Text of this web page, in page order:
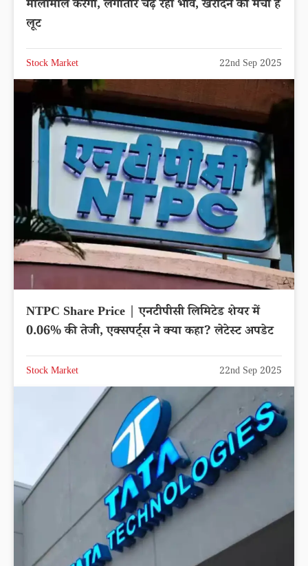
मालामाल करेगा, लगातार चढ़ रहा भाव, खरीदने की मची है
लूट
Stock Market 22nd Sep 2025
NTPC Share Price | एनटीपीसी लिमिटेड शेयर में
0.06% की तेजी, एक्सपर्ट्स ने क्या कहा? लेटेस्ट अपडेट
Stock Market 22nd Sep 2025